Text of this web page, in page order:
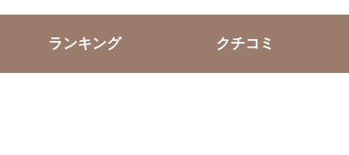
ランキング クチコミ